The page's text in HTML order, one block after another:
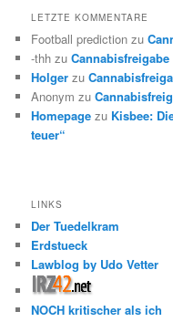
LETZTE KOMMENTARE
Football prediction zu
-thh zuCannabisfreigabe
Holger zu
Anonym zu
Homepage zu Kisbee:
teuer“
LINKS
Der Tuedelkram
Erdstueck
Lawblog by Udo Vetter
NOCH kritischer als ich